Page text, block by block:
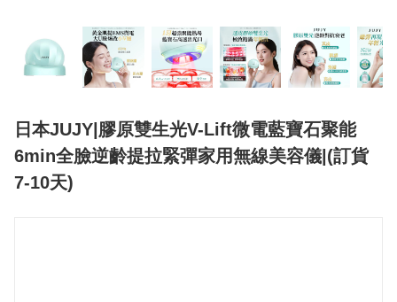
日本JUJY|膠原雙生光V-Lift微電藍寶石聚能
6min全臉逆齡提拉緊彈家用無線美容儀|(訂貨
7-10天)